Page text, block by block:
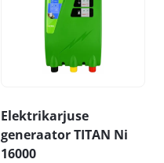
Elektrikarjuse
generaator TITAN Ni
16000